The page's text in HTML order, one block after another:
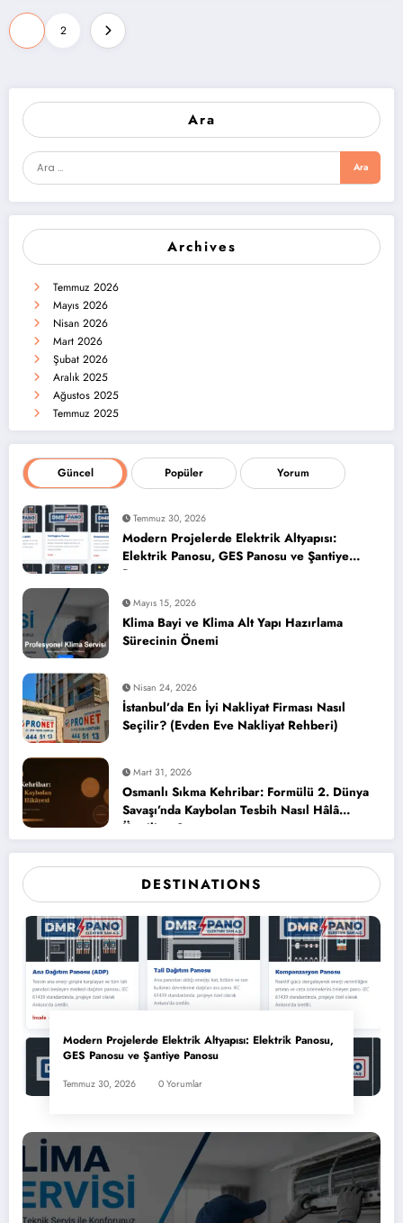
Yazı
sayfalandırması
2
Ara
Archives
Temmuz 2026
Mayıs 2026
Nisan 2026
Mart 2026
Şubat 2026
Aralık 2025
Ağustos 2025
Temmuz 2025
Güncel Popüler Yorum
Temmuz 30, 2026
Modern Projelerde Elektrik Altyapısı:
Elektrik Panosu, GES Panosu ve Şantiye
Panosu
Mayıs 15, 2026
Klima Bayi ve Klima Alt Yapı Hazırlama
Sürecinin Önemi
Nisan 24, 2026
İstanbul’da En İyi Nakliyat Firması Nasıl
Seçilir? (Evden Eve Nakliyat Rehberi)
Mart 31, 2026
Osmanlı Sıkma Kehribar: Formülü 2. Dünya
Savaşı’nda Kaybolan Tesbih Nasıl Hâlâ
Üretiliyor?
DESTINATIONS
Modern Projelerde Elektrik Altyapısı: Elektrik Panosu,
GES Panosu ve Şantiye Panosu
Temmuz 30, 2026 0 Yorumlar